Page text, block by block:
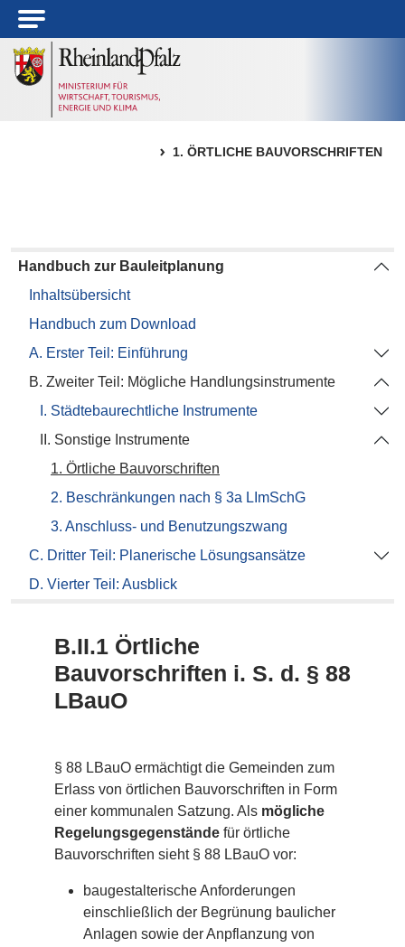
STARTSEITE
KOMMUNALER KLIMAPAKT
HANDBUCH ZUR BAULEITPLANUNG
B. ZWEITER TEIL: MÖGLICHE
II. SONSTIGE INSTRUMENTE
1. ÖRTLICHE BAUVORSCHRIFTEN
Handbuch zur Bauleitplanung
Inhaltsübersicht
Handbuch zum Download
A. Erster Teil: Einführung
B. Zweiter Teil: Mögliche Handlungsinstrumente
I. Städtebaurechtliche Instrumente
II. Sonstige Instrumente
1. Örtliche Bauvorschriften
2. Beschränkungen nach § 3a LImSchG
3. Anschluss- und Benutzungszwang
C. Dritter Teil: Planerische Lösungsansätze
D. Vierter Teil: Ausblick
B.II.1 Örtliche
Bauvorschriften i. S. d. § 88
LBauO
§ 88 LBauO ermächtigt die Gemeinden zum
Erlass von örtlichen Bauvorschriften in Form
einer kommunalen Satzung. Als mögliche
Regelungsgegenstände für örtliche
Bauvorschriften sieht § 88 LBauO vor:
baugestalterische Anforderungen
einschließlich der Begrünung baulicher
Anlagen sowie der Anpflanzung von